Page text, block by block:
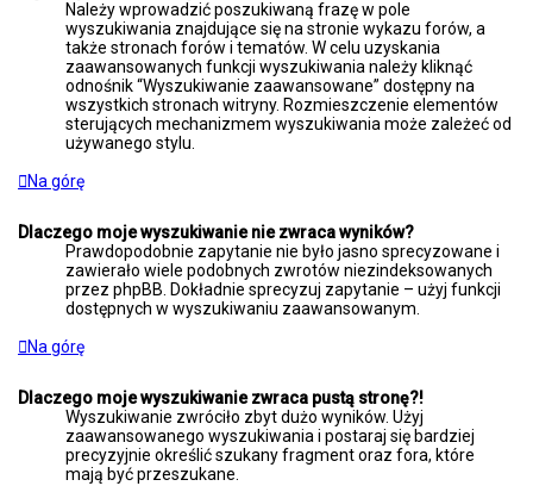
Należy wprowadzić poszukiwaną frazę w pole
wyszukiwania znajdujące się na stronie wykazu forów, a
także stronach forów i tematów. W celu uzyskania
zaawansowanych funkcji wyszukiwania należy kliknąć
odnośnik “Wyszukiwanie zaawansowane” dostępny na
wszystkich stronach witryny. Rozmieszczenie elementów
sterujących mechanizmem wyszukiwania może zależeć od
używanego stylu.
Na górę
Dlaczego moje wyszukiwanie nie zwraca wyników?
Prawdopodobnie zapytanie nie było jasno sprecyzowane i
zawierało wiele podobnych zwrotów niezindeksowanych
przez phpBB. Dokładnie sprecyzuj zapytanie – użyj funkcji
dostępnych w wyszukiwaniu zaawansowanym.
Na górę
Dlaczego moje wyszukiwanie zwraca pustą stronę?!
Wyszukiwanie zwróciło zbyt dużo wyników. Użyj
zaawansowanego wyszukiwania i postaraj się bardziej
precyzyjnie określić szukany fragment oraz fora, które
mają być przeszukane.